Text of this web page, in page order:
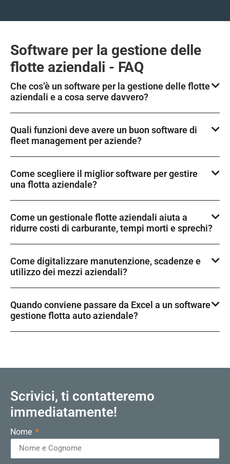
Software per la gestione delle
flotte aziendali - FAQ
Che cos’è un software per la gestione delle flotte
aziendali e a cosa serve davvero?
Quali funzioni deve avere un buon software di
fleet management per aziende?
Come scegliere il miglior software per gestire
una flotta aziendale?
Come un gestionale flotte aziendali aiuta a
ridurre costi di carburante, tempi morti e sprechi?
Come digitalizzare manutenzione, scadenze e
utilizzo dei mezzi aziendali?
Quando conviene passare da Excel a un software
gestione flotta auto aziendale?
Scrivici, ti contatteremo
immediatamente!
Nome